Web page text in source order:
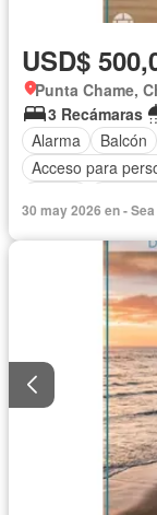
USD$
Punta Chame,
3 Recámaras
Alarma
Balcón
Acceso para
Vista panorámica
30 may 2026 en -